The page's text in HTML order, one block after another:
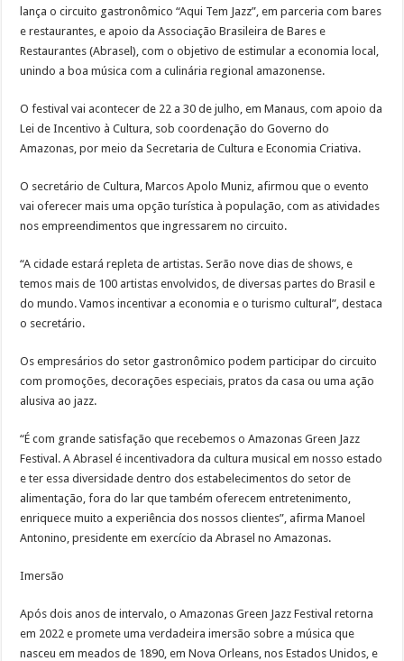
lança o circuito gastronômico “Aqui Tem Jazz”, em parceria com bares
e restaurantes, e apoio da Associação Brasileira de Bares e
Restaurantes (Abrasel), com o objetivo de estimular a economia local,
unindo a boa música com a culinária regional amazonense.
O festival vai acontecer de 22 a 30 de julho, em Manaus, com apoio da
Lei de Incentivo à Cultura, sob coordenação do Governo do
Amazonas, por meio da Secretaria de Cultura e Economia Criativa.
O secretário de Cultura, Marcos Apolo Muniz, afirmou que o evento
vai oferecer mais uma opção turística à população, com as atividades
nos empreendimentos que ingressarem no circuito.
“A cidade estará repleta de artistas. Serão nove dias de shows, e
temos mais de 100 artistas envolvidos, de diversas partes do Brasil e
do mundo. Vamos incentivar a economia e o turismo cultural”, destaca
o secretário.
Os empresários do setor gastronômico podem participar do circuito
com promoções, decorações especiais, pratos da casa ou uma ação
alusiva ao jazz.
“É com grande satisfação que recebemos o Amazonas Green Jazz
Festival. A Abrasel é incentivadora da cultura musical em nosso estado
e ter essa diversidade dentro dos estabelecimentos do setor de
alimentação, fora do lar que também oferecem entretenimento,
enriquece muito a experiência dos nossos clientes”, afirma Manoel
Antonino, presidente em exercício da Abrasel no Amazonas.
Imersão
Após dois anos de intervalo, o Amazonas Green Jazz Festival retorna
em 2022 e promete uma verdadeira imersão sobre a música que
nasceu em meados de 1890, em Nova Orleans, nos Estados Unidos, e